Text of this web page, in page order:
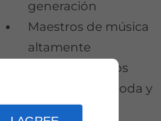
generación
Maestros de música
altamente
experimentados
Ubicación cómoda y
popular